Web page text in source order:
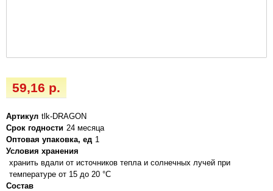
59,16 р.
Артикул tlk-DRAGON
Срок годности 24 месяца
Оптовая упаковка, ед 1
Условия хранения
хранить вдали от источников тепла и солнечных лучей при
температуре от 15 до 20 °C
Состав